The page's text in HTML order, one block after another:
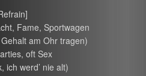
Fame, Sportwagen
am Ohr tragen)
oft Sex
ich werd’ nie alt)